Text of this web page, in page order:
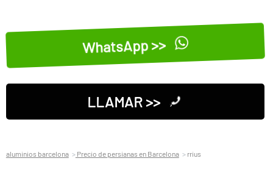
WhatsApp >>
LLAMAR >>
aluminios barcelona Precio de persianas en Barcelona rrius